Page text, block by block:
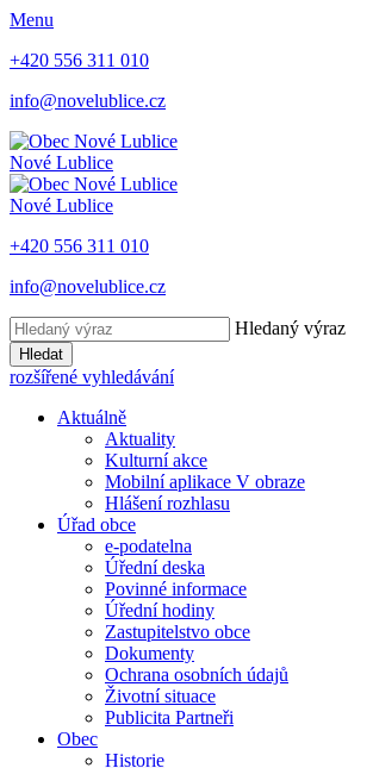
Menu
+420 556 311 010
info@novelublice.cz
Nové Lublice
Nové Lublice
+420 556 311 010
info@novelublice.cz
Hledaný výraz
Hledat
rozšířené vyhledávání
Aktuálně
Aktuality
Kulturní akce
Mobilní aplikace V obraze
Hlášení rozhlasu
Úřad obce
e-podatelna
Úřední deska
Povinné informace
Úřední hodiny
Zastupitelstvo obce
Dokumenty
Ochrana osobních údajů
Životní situace
Publicita Partneři
Obec
Historie